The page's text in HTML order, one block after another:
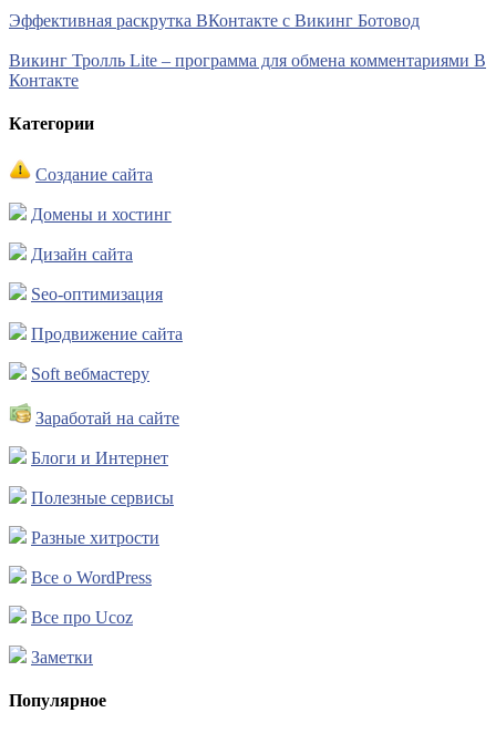
Эффективная раскрутка ВКонтакте с Викинг Ботовод
Викинг Тролль Lite – программа для обмена комментариями В
Контакте
Категории
Создание сайта
Домены и хостинг
Дизайн сайта
Seo-оптимизация
Продвижение сайта
Soft вебмастеру
Заработай на сайте
Блоги и Интернет
Полезные сервисы
Разные хитрости
Все о WordPress
Все про Ucoz
Заметки
Популярное